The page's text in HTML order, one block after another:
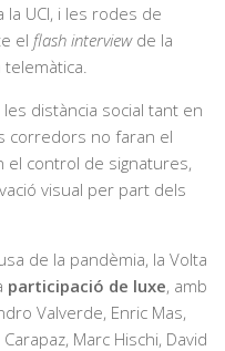
la UCI, i les rodes de
el flash interviewde la
distància social tant en
corredors no faran el
el control de signatures,
visual per part dels
de la pandèmia, la Volta
participació de luxe, amb
Valverde, Enric Mas,
Marc Hischi, David